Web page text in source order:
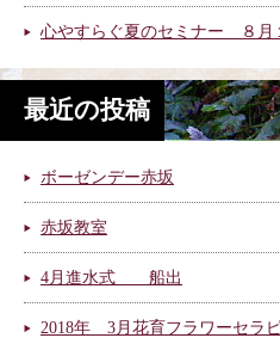
心やすらぐ夏のセミナー ８月
最近の投稿
ボーゼンデー赤坂
赤坂教室
4月進水式 船出
2018年 3月花育フラワーセラ